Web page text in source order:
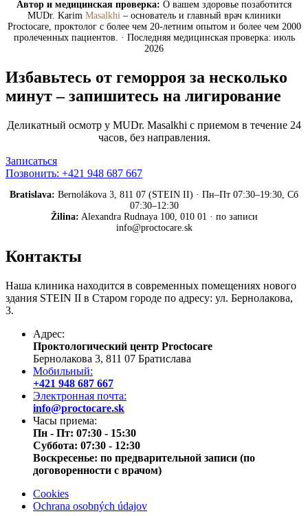
Автор и медицинская проверка: О вашем здоровье позаботится
MUDr. Karim Masalkhi– основатель и главный врач клиники
Proctocare, проктолог с более чем 20-летним опытом и более чем 2000
пролеченных пациентов. · Последняя медицинская проверка: июль
2026
Избавьтесь от геморроя за несколько
минут – запишитесь на лигирование
Деликатный осмотр у MUDr. Masalkhi с приемом в течение 24
часов, без направления.
Записаться
Позвонить: +421 948 687 667
Bratislava: Bernolákova 3, 811 07 (STEIN II) · Пн–Пт 07:30–19:30, Сб
07:30–12:30
Žilina: Alexandra Rudnaya 100, 010 01 · по записи
info@proctocare.sk
Контакты
Наша клиника находится в современных помещениях нового
здания STEIN II в Старом городе по адресу: ул. Бернолакова,
3.
Адрес:
Проктологический центр Proctocare
Бернолакова 3, 811 07 Братислава
Мобильный:
+421 948 687 667
Электронная почта:
info@proctocare.sk
Часы приема:
Пн - Пт: 07:30 - 15:30
Суббота: 07:30 - 12:30
Воскресенье: по предварительной записи (по
договоренности с врачом)
Cookies
Ochrana osobných údajov